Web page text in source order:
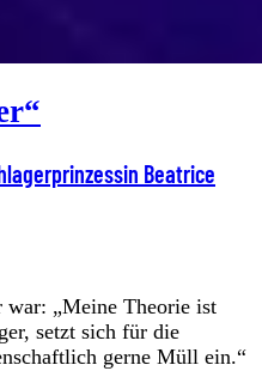
Beatrice
„Meine Theorie ist
setzt sich für die
gerne Müll ein.“